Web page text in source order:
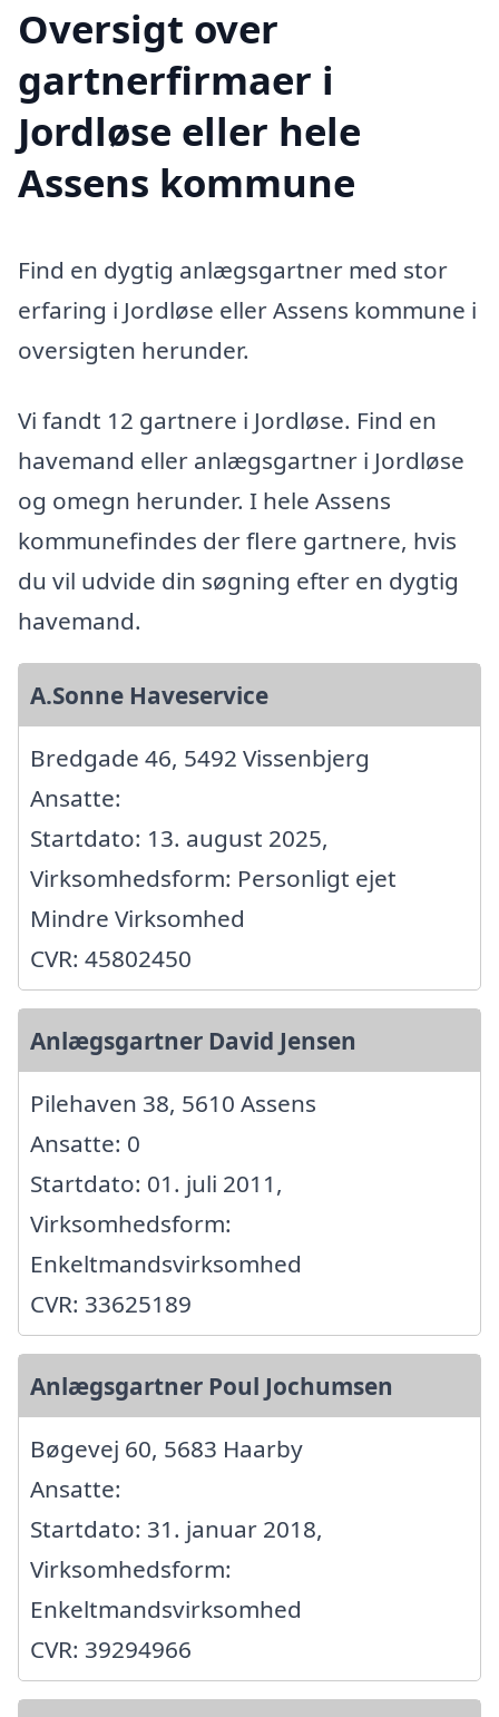
Oversigt over
gartnerfirmaer i
Jordløse eller hele
Assens kommune
Find en dygtig anlægsgartner med stor
erfaring i Jordløse eller Assens kommune i
oversigten herunder.
Vi fandt 12 gartnere i Jordløse. Find en
havemand eller anlægsgartner i Jordløse
og omegn herunder. I hele Assens
kommunefindes der flere gartnere, hvis
du vil udvide din søgning efter en dygtig
havemand.
A.Sonne Haveservice
Bredgade 46, 5492 Vissenbjerg
Ansatte:
Startdato: 13. august 2025,
Virksomhedsform: Personligt ejet
Mindre Virksomhed
CVR: 45802450
Anlægsgartner David Jensen
Pilehaven 38, 5610 Assens
Ansatte: 0
Startdato: 01. juli 2011,
Virksomhedsform:
Enkeltmandsvirksomhed
CVR: 33625189
Anlægsgartner Poul Jochumsen
Bøgevej 60, 5683 Haarby
Ansatte:
Startdato: 31. januar 2018,
Virksomhedsform:
Enkeltmandsvirksomhed
CVR: 39294966